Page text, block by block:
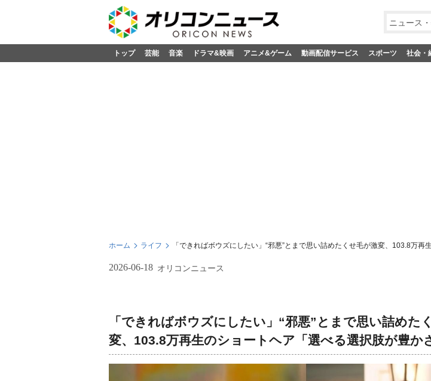
ニュース
トップ 芸能 音楽 ドラマ&映画 アニメ&ゲーム 動画配信サービス スポーツ 社会・
ホーム ライフ 「できればボウズにしたい」“邪悪”とまで思い詰めたくせ毛が激変、103.8万再
2026-06-18 オリコンニュース
「できればボウズにしたい」“邪悪”とまで思い詰めた
変、103.8万再生のショートヘア「選べる選択肢が豊か